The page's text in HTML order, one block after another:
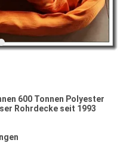
600 Tonnen Polyester
Rohrdecke seit 1993